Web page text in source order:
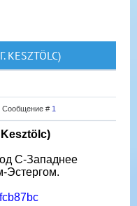
Сообщение # 1
С-Западнее
Эстергом.